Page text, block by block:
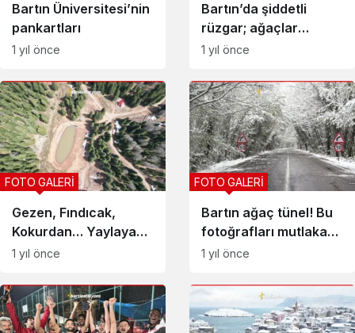
Bartın Üniversitesi’nin
pankartları
1 yıl önce
Bartın’da şiddetli
rüzgar; ağaçlar
devrildi
1 yıl önce
Gezen, Fındıcak,
Kokurdan… Yaylaya
bahar geldi
FOTO GALERİ
1 yıl önce
Bartın ağaç tünel! Bu
fotoğrafları mutlaka
görmelisiniz
FOTO GALERİ
1 yıl önce